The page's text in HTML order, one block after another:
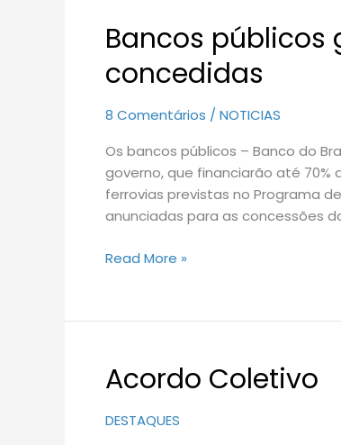
Bancos públicos
concedidas
8 Comentários / NOTICIAS
Os bancos públicos – Banco do
governo, que financiarão até
ferrovias previstas no Programa
anunciadas para as concessões
Bancos
públicos
garantem
de
concedidas
Read More »
Acordo Coletivo
DESTAQUES
Acordo
Coletivo